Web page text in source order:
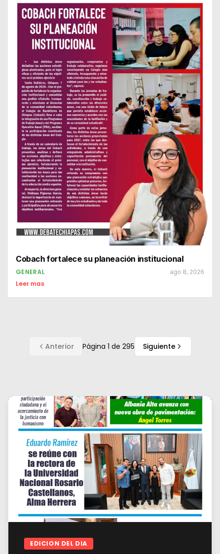
Cobach fortalece su planeación institucional
GENERAL ago 8, 2026
Leer mas
Anterior Página 1 de 295 Siguiente
EDICION DEL DIA